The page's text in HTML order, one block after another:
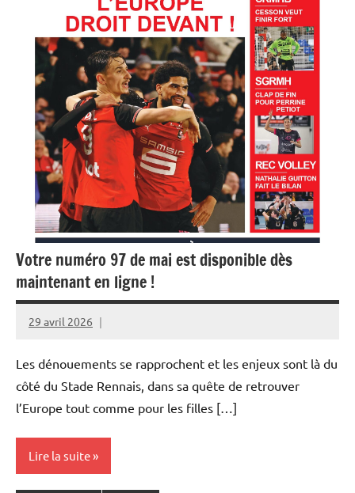
Votre numéro 97 de mai est disponible dès
maintenant en ligne !
29 avril 2026
Rédaction
Les dénouements se rapprochent et les enjeux sont là du
côté du Stade Rennais, dans sa quête de retrouver
l’Europe tout comme pour les filles […]
Lire la suite